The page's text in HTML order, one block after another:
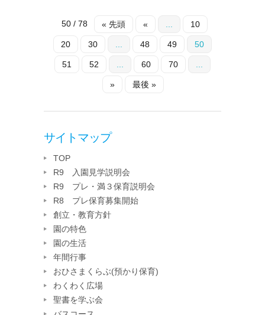
50 / 78 « 先頭 « ... 10
20 30 ... 48 49 50
51 52 ... 60 70 ...
» 最後 »
サイトマップ
TOP
R9 入園見学説明会
R9 プレ・満３保育説明会
R8 プレ保育募集開始
創立・教育方針
園の特色
園の生活
年間行事
おひさまくらぶ(預かり保育)
わくわく広場
聖書を学ぶ会